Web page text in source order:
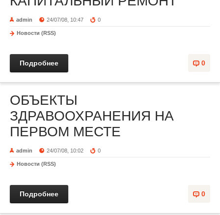
admin 24/07/08, 10:47 0
Новости (RSS)
0
Подробнее
ОБЪЕКТЫ
ЗДРАВООХРАНЕНИЯ НА
ПЕРВОМ МЕСТЕ
admin 24/07/08, 10:02 0
Новости (RSS)
0
Подробнее